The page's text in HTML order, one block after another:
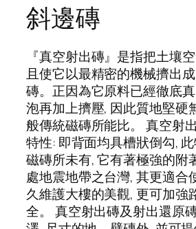
斜邊磚
『真空射出磚』是指把土壤
且使它以最精密的機械擠出
磚。正因為它原料已經徹底
泡再加上擠壓, 因此質地堅硬
般傳統磁磚所能比。 真空射
特性: 即背面均具槽狀倒勾,
磁磚所未有, 它有著極強的附
處地震地帶之台灣, 其更適合
久維護大樓的美觀, 更可加強
全。 真空射出磚及射出還原